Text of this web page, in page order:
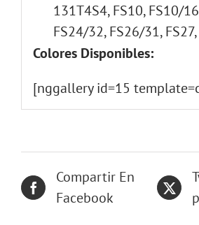
131T4S4, FS10, FS10/
FS24/32, FS26/31,
Colores Disponibles:
[nggallery id=15
Compartir En
Facebook